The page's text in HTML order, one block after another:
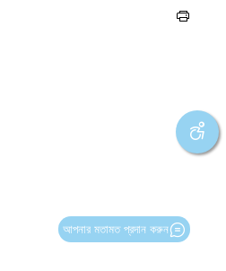
আপনার মতামত প্রদান করুন